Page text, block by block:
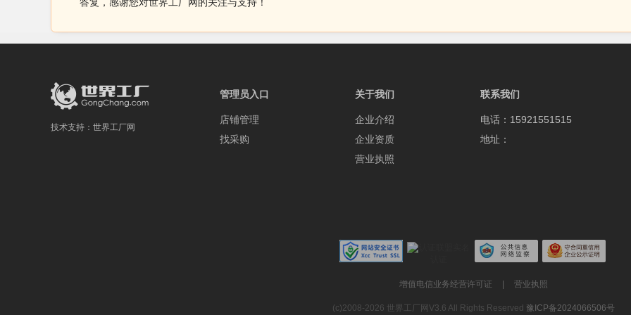
技术支持： 世界工厂网
管理员入口
店铺管理
找采购
关于我们
企业介绍
企业资质
营业执照
联系我们
电话：15921551515
地址：
增值电信业务经营许可证 营业执照
(c)2008-2026 世界工厂网V3.6 All Rights Reserved 豫ICP备2024066506号